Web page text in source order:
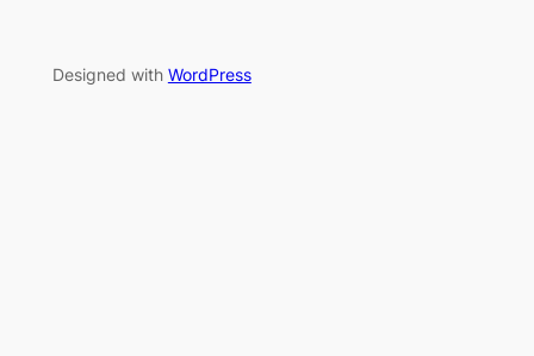
Designed with WordPress